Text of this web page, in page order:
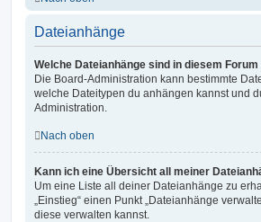
Dateianhänge
Welche Dateianhänge sind in diesem
Die Board-Administration kann bestimmte
welche Dateitypen du anhängen kannst und
Administration.
Nach oben
Kann ich eine Übersicht all meiner
Um eine Liste all deiner Dateianhänge zu
„Einstieg“ einen Punkt „Dateianhänge
diese verwalten kannst.